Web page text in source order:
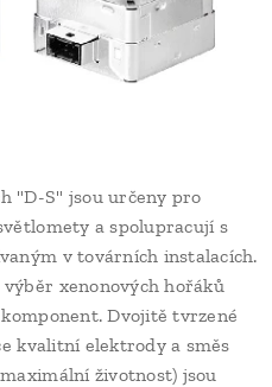
"D-S" jsou určeny pro
a spolupracují s
v továrních instalacích.
xenonových hořáků
Dvojitě tvrzené
kvalitní elektrody a směs
životnost) jsou